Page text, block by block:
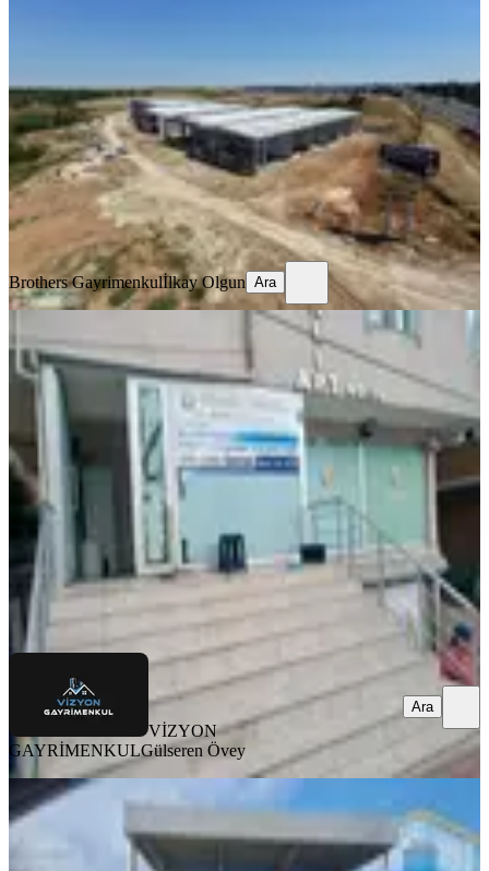
1 Oda·230 m²·Düz Giriş (Zemin)·02.08.2026
16.000.000 ₺
Brothers Gayrimenkul İlkay Olgun
Brothers Gayrimenkulİlkay Olgun Ara
Tekirdağ Kapaklı Atatürk
Mahallesinde Yatırımlık Satılık İşyeri
Tekirdağ, Kapaklı
2 Oda
·453 m²·01.08.2026
3.200.000 ₺
VİZYON GAYRİMENKUL Gülseren Övey
Ara
VİZYON
GAYRİMENKULGülseren Övey
Ara
Depo Ve İsyeri
Tekirdağ, Süleymanpaşa